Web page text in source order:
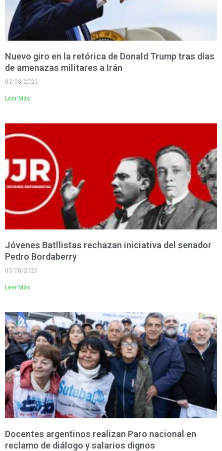
Nuevo giro en la retórica de Donald Trump tras días
de amenazas militares a Irán
03/08/2026
Leer Más
Jóvenes Batllistas rechazan iniciativa del senador
Pedro Bordaberry
03/08/2026
Leer Más
Docentes argentinos realizan Paro nacional en
reclamo de diálogo y salarios dignos